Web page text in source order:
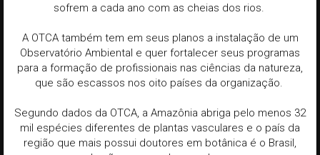
sofrem a cada ano com as cheias dos rios.
A OTCA também tem em seus planos a instalação de um
Observatório Ambiental e quer fortalecer seus programas
para a formação de profissionais nas ciências da natureza,
que são escassos nos oito países da organização.
Segundo dados da OTCA, a Amazônia abriga pelo menos 32
mil espécies diferentes de plantas vasculares e o país da
região que mais possui doutores em botânica é o Brasil,